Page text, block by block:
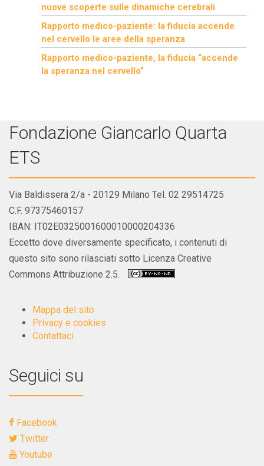
nuove scoperte sulle dinamiche cerebrali
Rapporto medico-paziente: la fiducia accende
nel cervello le aree della speranza
Rapporto medico-paziente, la fiducia “accende
la speranza nel cervello”
Fondazione Giancarlo Quarta
ETS
Via Baldissera 2/a - 20129 Milano Tel. 02 29514725
C.F. 97375460157
IBAN: IT02E0325001600010000204336
Eccetto dove diversamente specificato, i contenuti di
questo sito sono rilasciati sotto Licenza Creative
Commons Attribuzione 2.5.
Mappa del sito
Privacy e cookies
Contattaci
Seguici su
Facebook
Twitter
Youtube